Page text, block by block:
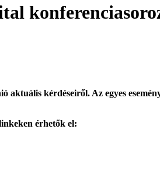
kérdéseiről. Az egyes
érhetők el: